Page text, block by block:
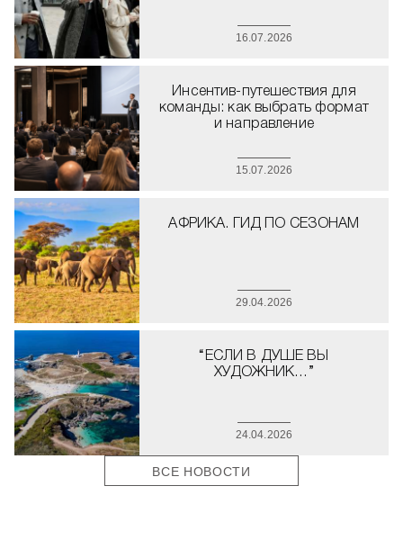
16.07.2026
Инсентив-путешествия для
команды: как выбрать формат
и направление
15.07.2026
АФРИКА. ГИД ПО СЕЗОНАМ
29.04.2026
“ЕСЛИ В ДУШЕ ВЫ
ХУДОЖНИК…”
24.04.2026
ВСЕ НОВОСТИ